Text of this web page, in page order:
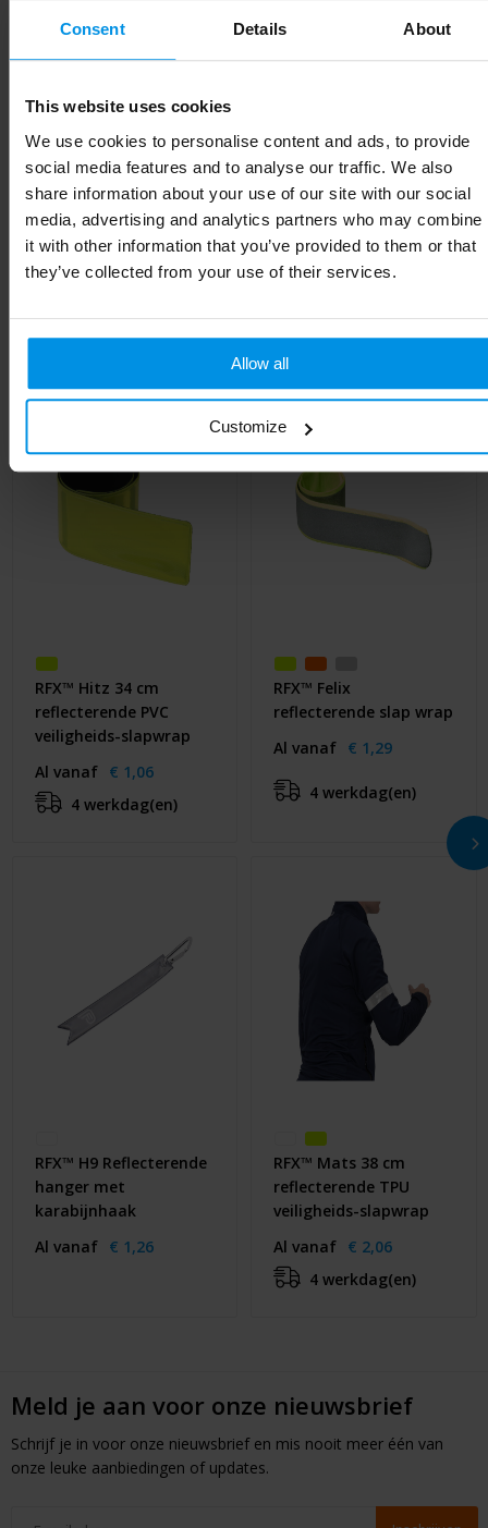
Consent Details About
This website uses cookies
We use cookies to personalise content and ads, to provide
social media features and to analyse our traffic. We also
share information about your use of our site with our social
media, advertising and analytics partners who may combine
it with other information that you’ve provided to them or that
they’ve collected from your use of their services.
Allow all
Customize
Materiaal TPU-kunststof
Breedte 6.2 cm
Lengte 6.3 cm
Gerelateerde producten
RFX™ Hitz 34 cm
reflecterende PVC
veiligheids-slapwrap
Al vanaf € 1,06
4 werkdag(en)
RFX™ Felix
reflecterende slap wrap
Al vanaf € 1,29
4 werkdag(en)
RFX™ H9 Reflecterende
hanger met
karabijnhaak
Al vanaf € 1,26
RFX™ Mats 38 cm
reflecterende TPU
veiligheids-slapwrap
Al vanaf € 2,06
4 werkdag(en)
Meld je aan voor onze nieuwsbrief
Schrijf je in voor onze nieuwsbrief en mis nooit meer één van
onze leuke aanbiedingen of updates.